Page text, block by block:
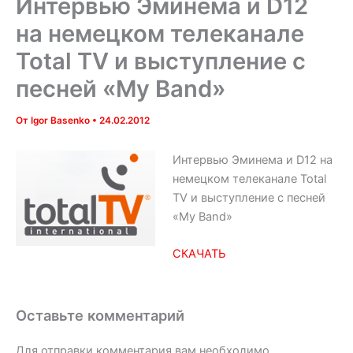
Интервью Эминема и D12
на немецком телеканале
Total TV и выступление с
песней «My Band»
От Igor Basenko • 24.02.2012
Интервью Эминема и D12 на
немецком телеканале Total
TV и выступление с песней
«My Band»
СКАЧАТЬ
Оставьте комментарий